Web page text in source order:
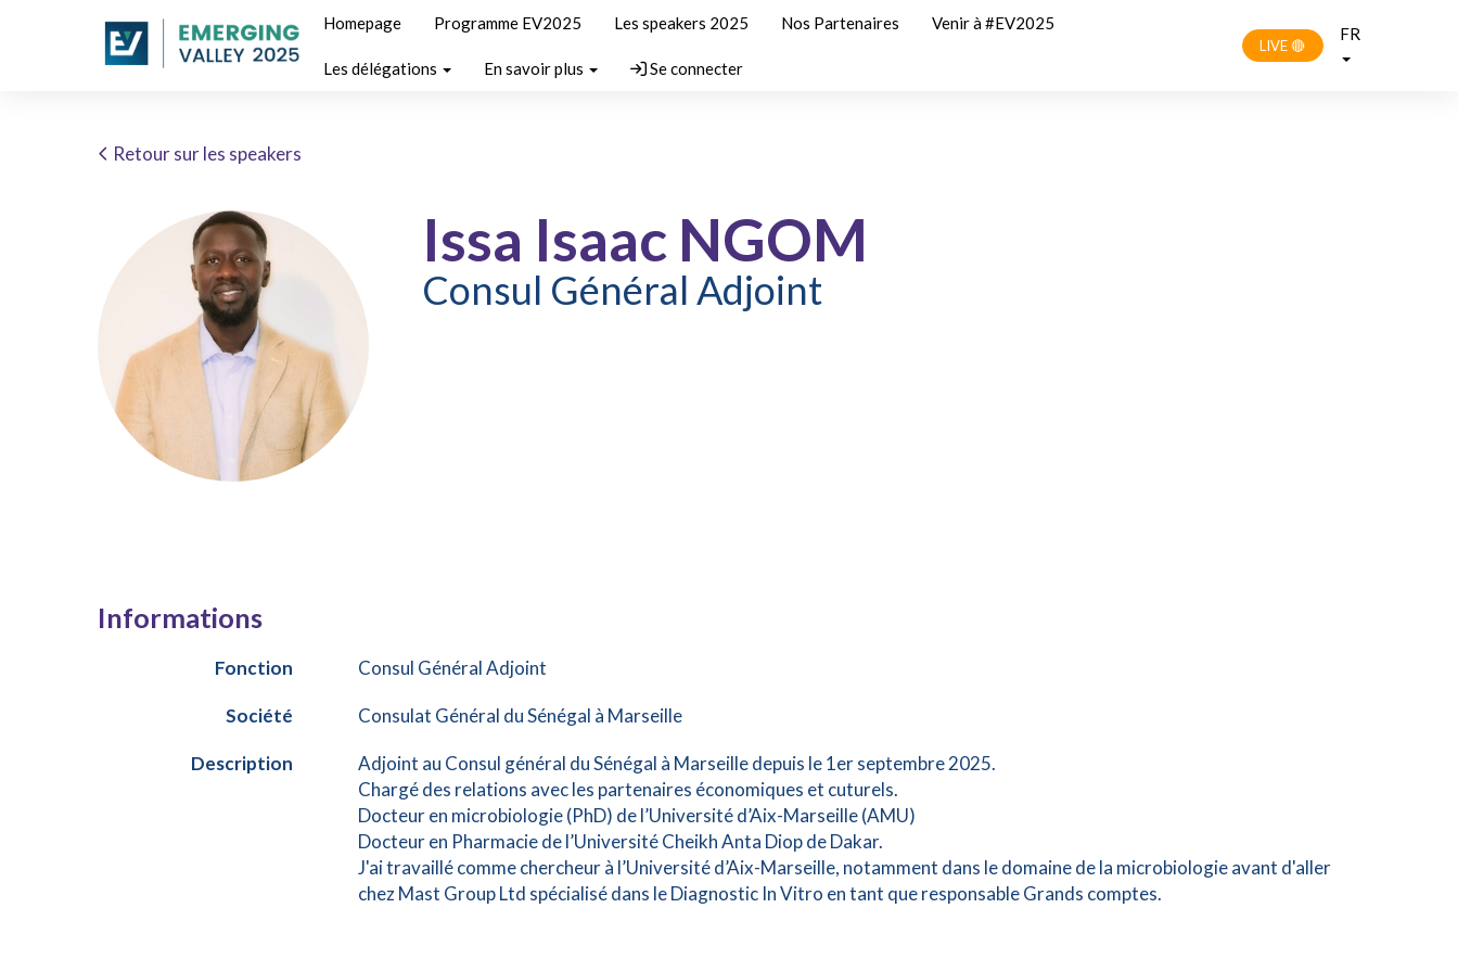
Homepage Programme EV2025 Les speakers 2025 Nos Partenaires Venir à #EV2025
Les délégations En savoir plus Se connecter
LIVE 🔴
FR
Retour sur les speakers
Issa Isaac NGOM
Consul Général Adjoint
Informations
Fonction Consul Général Adjoint
Société Consulat Général du Sénégal à Marseille
Description
Adjoint au Consul général du Sénégal à Marseille depuis le 1er septembre 2025.
Chargé des relations avec les partenaires économiques et cuturels.
Docteur en microbiologie (PhD) de l’Université d’Aix-Marseille (AMU)
Docteur en Pharmacie de l’Université Cheikh Anta Diop de Dakar.
J'ai travaillé comme chercheur à l’Université d’Aix-Marseille, notamment dans le domaine de la microbiologie avant d'aller
chez Mast Group Ltd spécialisé dans le Diagnostic In Vitro en tant que responsable Grands comptes.